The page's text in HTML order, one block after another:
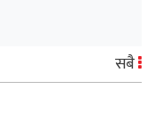
सबै